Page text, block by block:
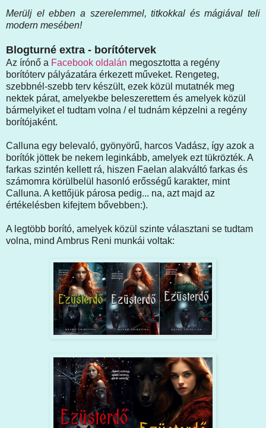
Merülj el ebben a szerelemmel, titkokkal és mágiával teli
modern mesében!
Blogturné extra - borítótervek
Az írónő a Facebook oldalán megosztotta a regény
borítóterv pályázatára érkezett műveket. Rengeteg,
szebbnél-szebb terv készült, ezek közül mutatnék meg
nektek párat, amelyekbe beleszerettem és amelyek közül
bármelyiket el tudtam volna / el tudnám képzelni a regény
borítójaként.
Calluna egy belevaló, gyönyörű, harcos Vadász, így azok a
borítók jöttek be nekem leginkább, amelyek ezt tükrözték. A
farkas szintén kellett rá, hiszen Faelan alakváltó farkas és
számomra körülbelül hasonló erősségű karakter, mint
Calluna. A kettőjük párosa pedig... na, azt majd az
értékelésben kifejtem bővebben:).
A legtöbb borító, amelyek közül szinte választani se tudtam
volna, mind Ambrus Reni munkái voltak: